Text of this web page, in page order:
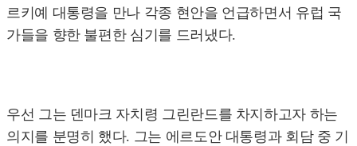
르키예 대통령을 만나 각종 현안을 언급하면서 유럽 국
가들을 향한 불편한 심기를 드러냈다.
우선 그는 덴마크 자치령 그린란드를 차지하고자 하는
의지를 분명히 했다. 그는 에르도안 대통령과 회담 중 기